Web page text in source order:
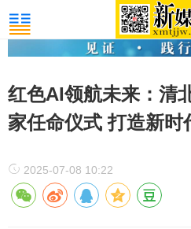
红色AI领航未来：清
家任命仪式 打造新时
2025-07-08 10:22